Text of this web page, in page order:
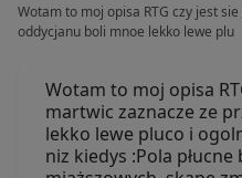
Wotam to moj opisa RTG czy jest
oddycjanu boli mnoe lekko lewe plu
Wotam to moj opisa
martwic zaznacze ze
lekko lewe pluco i
niz kiedys :Pola płucne